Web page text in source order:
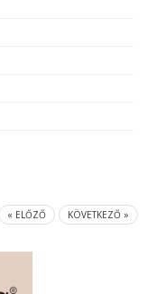
« ELŐZŐ KÖVETKEZŐ »